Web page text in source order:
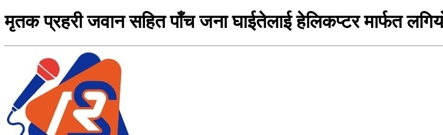
मृतक प्रहरी जवान सहित पाँच जना घाईतेलाई हेलिकप्टर मार्फत